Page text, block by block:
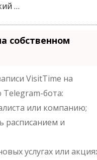
…
собственном
VisitTime на
Telegram-бота:
или компанию;
расписанием и
услугах или